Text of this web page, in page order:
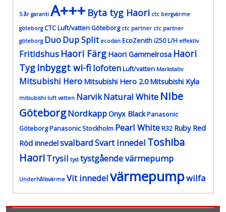
5 år garanti A+++ Byta tyg Haori ctc bergvärme
göteborg CTC Luft/vatten Göteborg ctc partner ctc partner
göteborg DuoDup Split ecodan EcoZenith i250 L/H effektiv
Fritidshus Haori Färg Haori Gammelrosa Haori
Tyg Inbyggt wi-fi lofotenLuft/vatten Markstativ
Mitsubishi Hero Mitsubishi Hero 2.0 Mitsubishi Kyla
mitsubishi luft vatten NarvikNatural White Nibe
GöteborgNordkappOnyx BlackPanasonic
GöteborgPanasonic Stockholm Pearl WhiteR32 Ruby Red
Röd innedelsvalbardSvart innedel Toshiba
HaoriTrysil tyst tystgående värmepump
Underhållsvärme Vit innedelvärmepumpwilfa